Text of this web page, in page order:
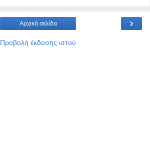
›
Αρχική σελίδα
Προβολή έκδοσης ιστού